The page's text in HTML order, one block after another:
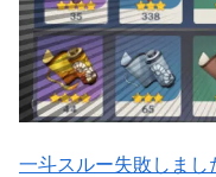
一斗スルー失敗しまし